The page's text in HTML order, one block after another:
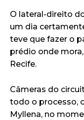
O lateral-direito
um dia
teve que fazer o
prédio onde
Recife.
Câmeras do
todo o processo,
Myllena, no